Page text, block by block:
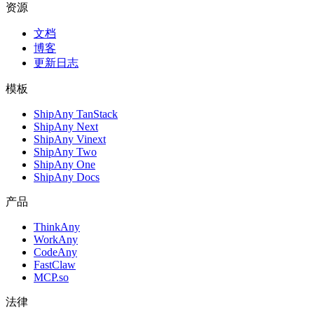
资源
文档
博客
更新日志
模板
ShipAny TanStack
ShipAny Next
ShipAny Vinext
ShipAny Two
ShipAny One
ShipAny Docs
产品
ThinkAny
WorkAny
CodeAny
FastClaw
MCP.so
法律